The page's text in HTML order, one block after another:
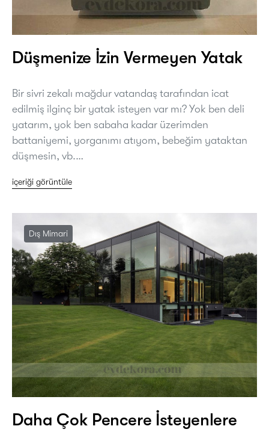
Düşmenize İzin Vermeyen Yatak
Bir sivri zekalı mağdur vatandaş tarafından icat
edilmiş ilginç bir yatak isteyen var mı? Yok ben deli
yatarım, yok ben sabaha kadar üzerimden
battaniyemi, yorganımı atıyom, bebeğim yataktan
düşmesin, vb.…
içeriği görüntüle
Dış Mimari
Daha Çok Pencere İsteyenlere